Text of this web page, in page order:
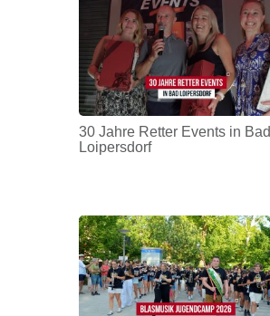
30 Jahre Retter Events in Bad
Loipersdorf